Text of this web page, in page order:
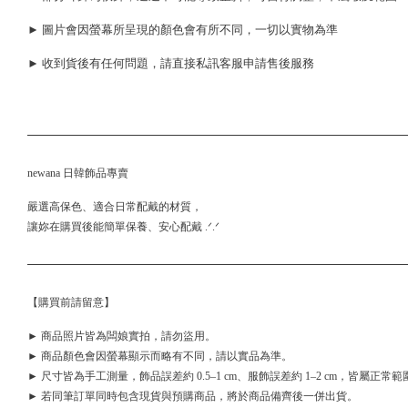
► 圖片會因螢幕所呈現的顏色會有所不同，一切以實物為準
► 收到貨後有任何問題，請直接私訊客服申請售後服務
newana 日韓飾品專賣
嚴選高保色、適合日常配戴的材質，
讓妳在購買後能簡單保養、安心配戴 .ᐟ.ᐟ
【購買前請留意】
► 商品照片皆為闆娘實拍，請勿盜用。
► 商品顏色會因螢幕顯示而略有不同，請以實品為準。
► 尺寸皆為手工測量，飾品誤差約 0.5–1 cm、服飾誤差約 1–2 cm，皆屬正常範
► 若同筆訂單同時包含現貨與預購商品，將於商品備齊後一併出貨。